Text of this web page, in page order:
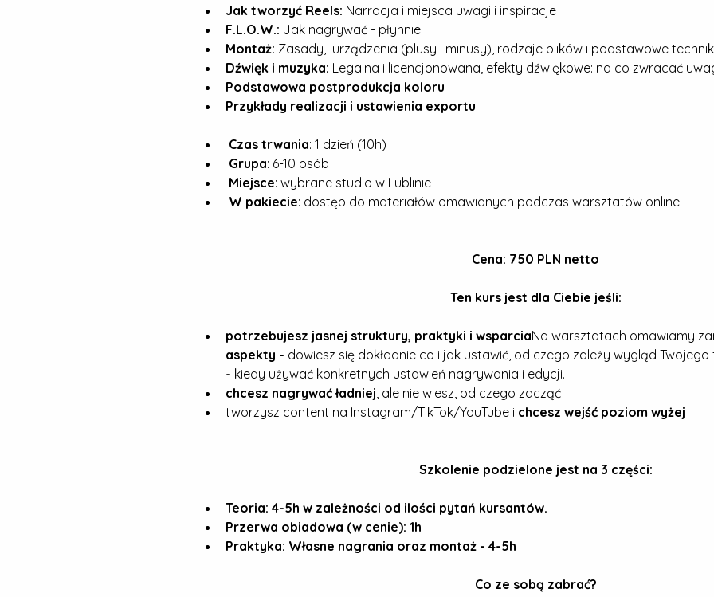
Jak tworzyć Reels: Narracja i miejsca uwagi i inspiracje
F.L.O.W.: Jak nagrywać - płynnie
Montaż: Zasady,  urządzenia (plusy i minusy), rodzaje plików i podstawowe
Dźwięk i muzyka: Legalna i licencjonowana, efekty dźwiękowe: na co zwracać
Podstawowa postprodukcja koloru
Przykłady realizacji i ustawienia exportu
Czas trwania: 1 dzień (10h)
Grupa: 6-10 osób
Miejsce: wybrane studio w Lublinie
W pakiecie: dostęp do materiałów omawianych podczas warsztatów online​
Cena: 750 PLN netto
Ten kurs jest dla Ciebie jeśli:
potrzebujesz jasnej struktury, praktyki i wsparciaNa warsztatach omawiamy
aspekty - dowiesz się dokładnie co i jak ustawić, od czego zależy wygląd Twojego
- kiedy używać konkretnych ustawień nagrywania i edycji.
chcesz nagrywać ładniej, ale nie wiesz, od czego zacząć
tworzysz content na Instagram/TikTok/YouTube i chcesz wejść poziom wyżej
Szkolenie podzielone jest na 3 części:
Teoria: 4-5h w zależności od ilości pytań kursantów.
Przerwa obiadowa (w cenie): 1h
Praktyka: Własne nagrania oraz montaż - 4-5h
Co ze sobą zabrać?